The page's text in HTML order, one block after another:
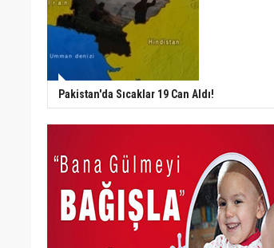
Pakistan'da Sıcaklar 19 Can Aldı!